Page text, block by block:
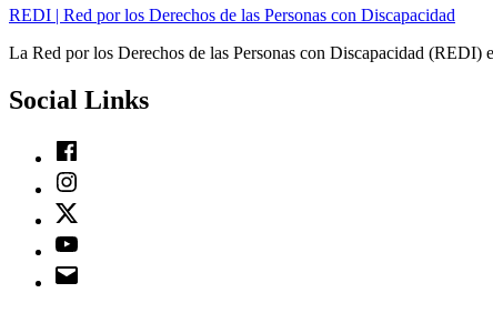
REDI | Red por los Derechos de las Personas con Discapacidad
La Red por los Derechos de las Personas con Discapacidad (REDI)
Social Links
Facebook
Instagram
Twitter
Youtube
Email